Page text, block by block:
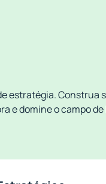
estratégia. Construa
e domine o campo